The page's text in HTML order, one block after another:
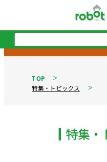
TOP
特集・トピックス
特集・